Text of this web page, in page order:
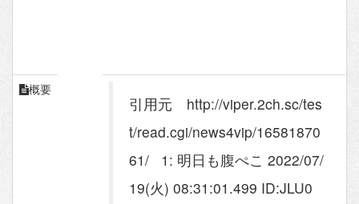
概要
引用元 http://viper.2ch.sc/tes
t/read.cgi/news4vip/16581870
61/ 1: 明日も腹ぺこ 2022/07/
19(火) 08:31:01.499 ID:JLU0